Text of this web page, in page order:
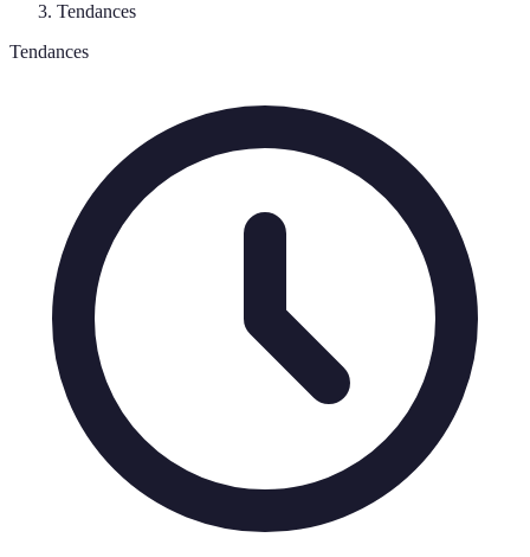
Tendances
Tendances